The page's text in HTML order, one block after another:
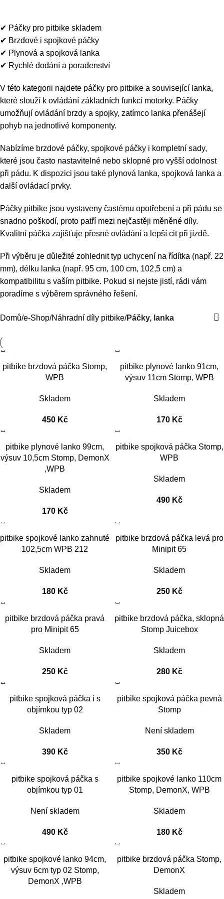
✔ Páčky pro pitbike skladem
✔ Brzdové i spojkové páčky
✔ Plynová a spojková lanka
✔ Rychlé dodání a poradenství
V této kategorii najdete páčky pro pitbike a související lanka,
které slouží k ovládání základních funkcí motorky. Páčky
umožňují ovládání brzdy a spojky, zatímco lanka přenášejí
pohyb na jednotlivé komponenty.
Nabízíme brzdové páčky, spojkové páčky i kompletní sady,
které jsou často nastavitelné nebo sklopné pro vyšší odolnost
při pádu. K dispozici jsou také plynová lanka, spojková lanka a
další ovládací prvky.
Páčky pitbike jsou vystaveny častému opotřebení a při pádu se
snadno poškodí, proto patří mezi nejčastěji měněné díly.
Kvalitní páčka zajišťuje přesné ovládání a lepší cit při jízdě.
Při výběru je důležité zohlednit typ uchycení na řídítka (např. 22
mm), délku lanka (např. 95 cm, 100 cm, 102,5 cm) a
kompatibilitu s vaším pitbike. Pokud si nejste jistí, rádi vám
poradíme s výběrem správného řešení.
Domů e-Shop Náhradní díly pitbike Páčky, lanka
pitbike brzdová páčka Stomp,
WPB
Skladem
450 Kč
pitbike plynové lanko 91cm,
výsuv 11cm Stomp, WPB
Skladem
170 Kč
pitbike plynové lanko 99cm,
výsuv 10,5cm Stomp, DemonX
,WPB
Skladem
170 Kč
pitbike spojková páčka Stomp,
WPB
Skladem
490 Kč
pitbike spojkové lanko zahnuté
102,5cm WPB 212
Skladem
180 Kč
pitbike brzdová páčka levá pro
Minipit 65
Skladem
250 Kč
pitbike brzdová páčka pravá
pro Minipit 65
Skladem
250 Kč
pitbike brzdová páčka, sklopná
Stomp Juicebox
Skladem
280 Kč
pitbike spojková páčka i s
objímkou typ 02
Skladem
390 Kč
pitbike spojková páčka pevná
Stomp
Není skladem
350 Kč
pitbike spojková páčka s
objímkou typ 01
Není skladem
490 Kč
pitbike spojkové lanko 110cm
Stomp, DemonX, WPB
Skladem
180 Kč
pitbike spojkové lanko 94cm,
výsuv 6cm typ 02 Stomp,
DemonX ,WPB
pitbike brzdová páčka Stomp,
DemonX
Skladem